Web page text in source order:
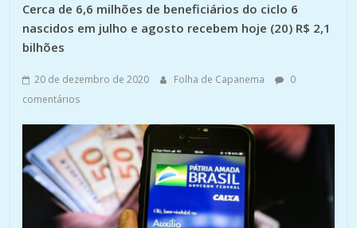
Cerca de 6,6 milhões de beneficiários do ciclo 6
nascidos em julho e agosto recebem hoje (20) R$ 2,1
bilhões
20 de dezembro de 2020 Folha de Capanema
0
comentários